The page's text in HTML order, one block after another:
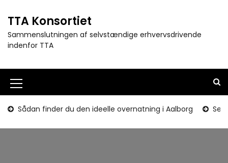
c
n
n
TTA Konsortiet
Sammenslutningen af selvstændige erhvervsdrivende
indenfor TTA
M
e
n
Sådan finder du den ideelle overnatning i Aalborg